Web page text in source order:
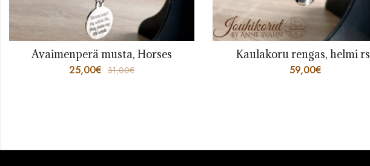
Avaimenperä musta, Horses
25,00€ 31,00€
Kaulakoru rengas, helmi rst
59,00€